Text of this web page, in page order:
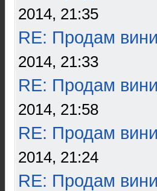
2014, 21:35
RE: Продам
2014, 21:33
RE: Продам
2014, 21:58
RE: Продам
2014, 21:24
RE: Продам